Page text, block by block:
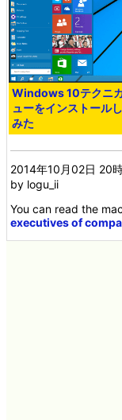
Windows 10テクニ
ューをインストール
みた
2014年10月02日 20
by logu_ii
You can read the
executives of